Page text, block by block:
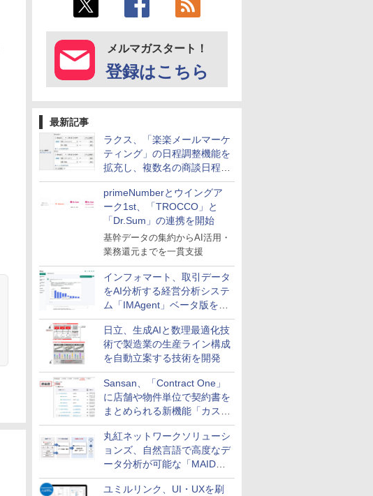
メルマガスタート！
登録はこちら
最新記事
ラクス、「楽楽メールマーケ
ティング」の日程調整機能を
拡充し、複数名の商談日程調
整を効率化
primeNumberとウイングア
ーク1st、「TROCCO」と
「Dr.Sum」の連携を開始
基幹データの集約からAI活用・
業務還元までを一貫支援
インフォマート、取引データ
をAI分析する経営分析システ
ム「IMAgent」ベータ版を提
供
日立、生成AIと数理最適化技
術で製造業の生産ライン構成
を自動立案する技術を開発
Sansan、「Contract One」
に店舗や物件単位で契約書を
まとめられる新機能「カスタ
ム契約ツリー」を追加
丸紅ネットワークソリューシ
ョンズ、自然言語で高度なデ
ータ分析が可能な「MAIDOA
AI ASSIST」を9月より提供
ユミルリンク、UI・UXを刷